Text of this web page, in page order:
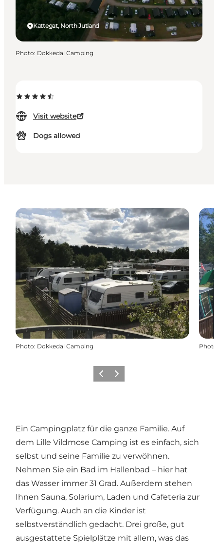
Visit website
Dogs allowed
Kattegat, North Jutland
Photo: Dokkedal Camping
Photo: Dokkedal Camping Photo
Previous
Next
Ein Campingplatz für die ganze Familie. Auf
dem Lille Vildmose Camping ist es einfach, sich
selbst und seine Familie zu verwöhnen.
Nehmen Sie ein Bad im Hallenbad – hier hat
das Wasser immer 31 Grad. Außerdem stehen
Ihnen Sauna, Solarium, Laden und Cafeteria zur
Verfügung. Auch an die Kinder ist
selbstverständlich gedacht. Drei große, gut
ausgestattete Spielplätze mit allem, was das